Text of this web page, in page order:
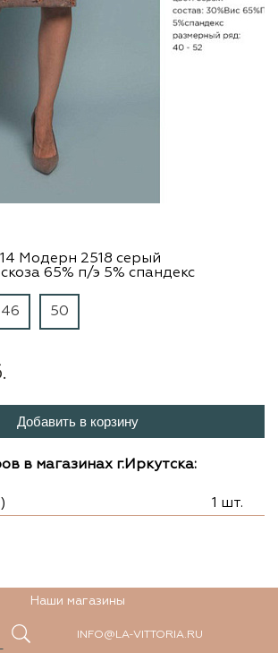
Модерн 2518 серый
65% п/э 5% спандекс
46 50
Добавить в корзину
в магазинах г.Иркутска:
1 шт.
Наши магазины
INFO@LA-VITTORIA.RU